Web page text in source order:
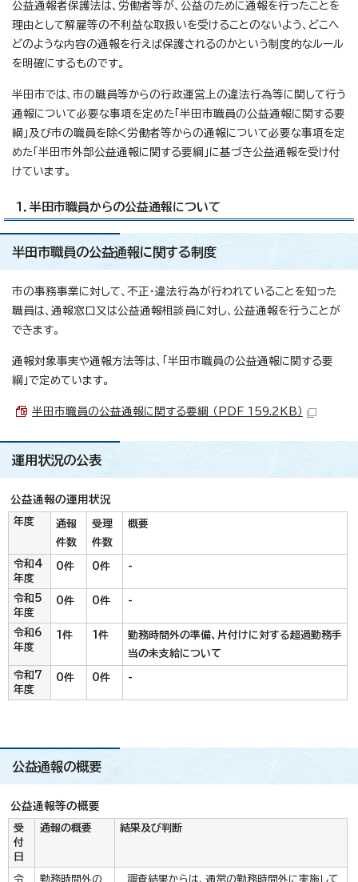
公益通報者保護法は、労働者等が、公益のために通報を行ったことを
理由として解雇等の不利益な取扱いを受けることのないよう、どこへ
どのような内容の通報を行えば保護されるのかという制度的なルール
を明確にするものです。
半田市では、市の職員等からの行政運営上の違法行為等に関して行う
通報について必要な事項を定めた「半田市職員の公益通報に関する要
綱」及び市の職員を除く労働者等からの通報について必要な事項を定
めた「半田市外部公益通報に関する要綱」に基づき公益通報を受け付
けています。
1．半田市職員からの公益通報について
半田市職員の公益通報に関する制度
市の事務事業に対して、不正・違法行為が行われていることを知った
職員は、通報窓口又は公益通報相談員に対し、公益通報を行うことが
できます。
通報対象事実や通報方法等は、「半田市職員の公益通報に関する要
綱」で定めています。
半田市職員の公益通報に関する要綱 （PDF 159.2KB）
運用状況の公表
公益通報の運用状況
年度
通報
件数
受理
件数
概要
令和4
年度
0件 0件 -
令和5
年度
0件 0件 -
令和6
年度
1件 1件
勤務時間外の準備、片付けに対する超過勤務手
当の未支給について
令和7
年度
0件 0件 -
公益通報の概要
公益通報等の概要
受
付
日
通報の概要 結果及び判断
令 勤務時間外の 調査結果からは、通常の勤務時間外に実施して